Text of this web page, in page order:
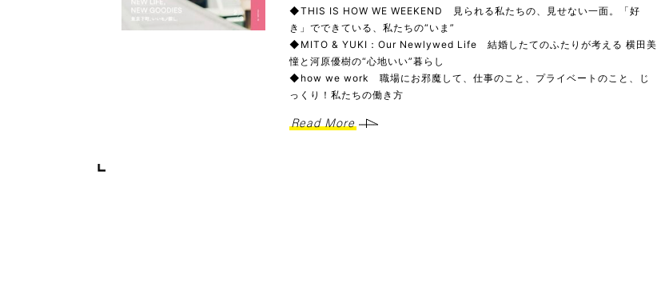
◆THIS IS HOW WE WEEKEND 見られる私たちの、見せない一面。「好
き」でできている、私たちの“いま”
◆MITO & YUKI：Our Newlywed Life 結婚したてのふたりが考える 横田美
憧と河原優樹の“心地いい”暮らし
◆how we work 職場にお邪魔して、仕事のこと、プライベートのこと、じ
っくり！私たちの働き方
Read More